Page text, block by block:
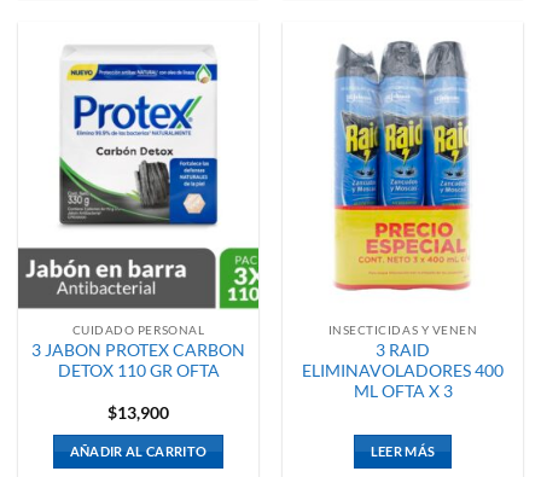
CUIDADO PERSONAL
3 JABON PROTEX CARBON
DETOX 110 GR OFTA
$13,900
AÑADIR AL CARRITO
INSECTICIDAS Y VENEN
3 RAID
ELIMINAVOLADORES 400
ML OFTA X 3
LEER MÁS